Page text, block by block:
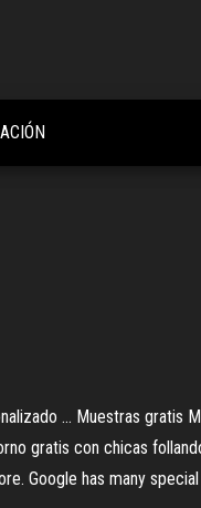
... Muestras gratis
gratis con chicas
Google has many